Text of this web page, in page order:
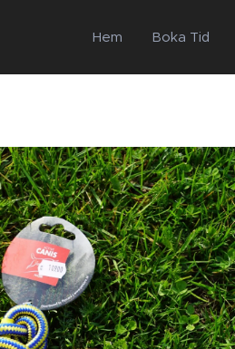
Hem Boka Tid